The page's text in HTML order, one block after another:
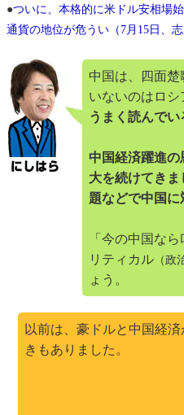
●ついに、本格的に米ドル安相場
通貨の地位が危うい（7月15日、志
中国は、四面
いないのはロ
うまく読んでい
中国経済躍進
大を続けてき
題などで中国
「今の中国な
リティカル （政
ょう。
以前は、豪ドルと中国経
きもありました。